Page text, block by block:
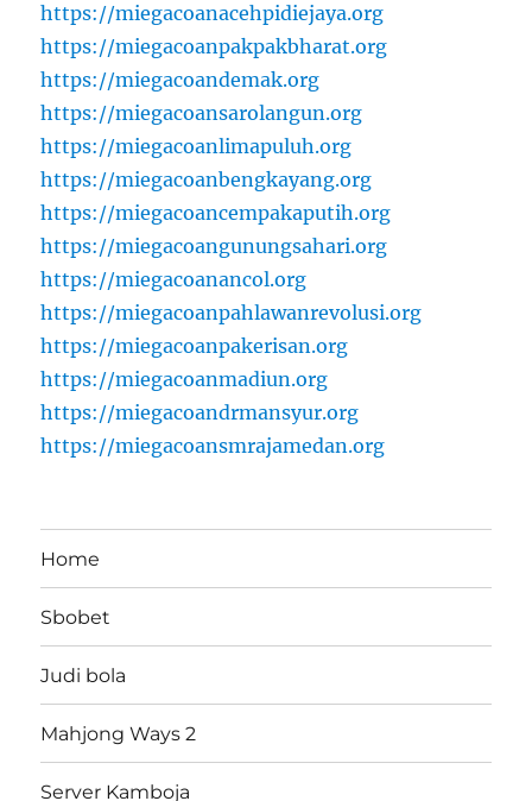
https://miegacoanacehpidiejaya.org
https://miegacoanpakpakbharat.org
https://miegacoandemak.org
https://miegacoansarolangun.org
https://miegacoanlimapuluh.org
https://miegacoanbengkayang.org
https://miegacoancempakaputih.org
https://miegacoangunungsahari.org
https://miegacoanancol.org
https://miegacoanpahlawanrevolusi.org
https://miegacoanpakerisan.org
https://miegacoanmadiun.org
https://miegacoandrmansyur.org
https://miegacoansmrajamedan.org
Home
Sbobet
Judi bola
Mahjong Ways 2
Server Kamboja